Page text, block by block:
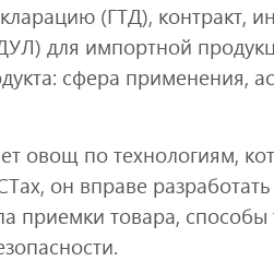
(ГТД), контракт,
для импортной
сфера применения,
овощ по технологиям,
он вправе разработать
приемки товара,